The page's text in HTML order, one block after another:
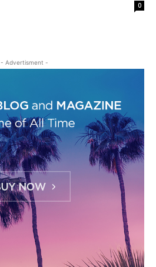
0
- Advertisment -